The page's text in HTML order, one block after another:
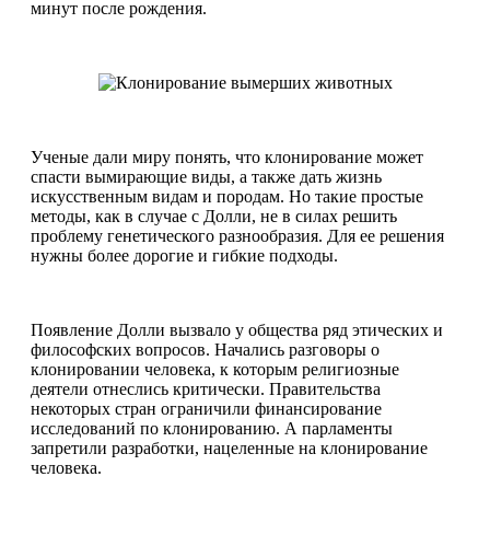
минут после рождения.
Ученые дали миру понять, что клонирование может
спасти вымирающие виды, а также дать жизнь
искусственным видам и породам. Но такие простые
методы, как в случае с Долли, не в силах решить
проблему генетического разнообразия. Для ее решения
нужны более дорогие и гибкие подходы.
Появление Долли вызвало у общества ряд этических и
философских вопросов. Начались разговоры о
клонировании человека, к которым религиозные
деятели отнеслись критически. Правительства
некоторых стран ограничили финансирование
исследований по клонированию. А парламенты
запретили разработки, нацеленные на клонирование
человека.